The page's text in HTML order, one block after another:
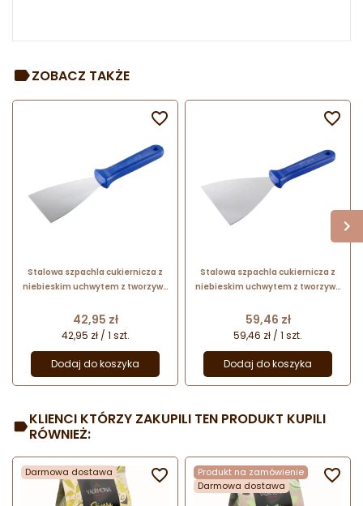
ZOBACZ TAKŻE
Stalowa szpachla cukiernicza z
niebieskim uchwytem z tworzywa
68675 Thermohauser
Cena
42,95 zł
42,95 zł / 1 szt.
Dodaj do koszyka

Stalowa szpachla cukiernicza z
niebieskim uchwytem z tworzywa
68695 Thermohauser
Cena
59,46 zł
59,46 zł / 1 szt.
Dodaj do koszyka

KLIENCI KTÓRZY ZAKUPILI TEN PRODUKT KUPILI
RÓWNIEŻ:
Darmowa dostawa 
Produkt na zamówienie
Darmowa dostawa
